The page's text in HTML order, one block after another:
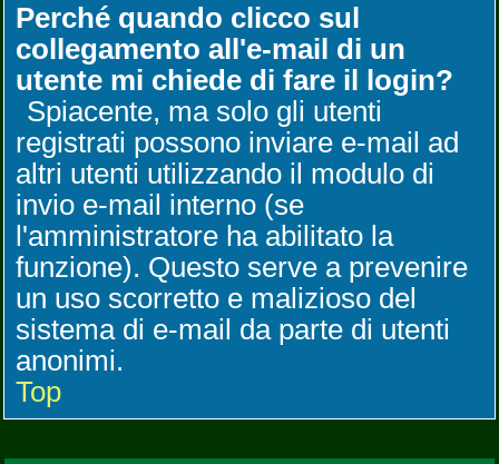
Perché quando clicco sul
collegamento all'e-mail di un
utente mi chiede di fare il login?
Spiacente, ma solo gli utenti
registrati possono inviare e-mail ad
altri utenti utilizzando il modulo di
invio e-mail interno (se
l'amministratore ha abilitato la
funzione). Questo serve a prevenire
un uso scorretto e malizioso del
sistema di e-mail da parte di utenti
anonimi.
Top